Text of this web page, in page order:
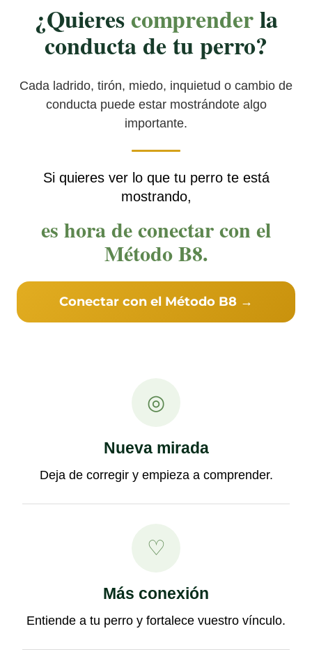
¿Quieres comprenderla
conducta de tu perro?
Cada ladrido, tirón, miedo, inquietud o cambio de
conducta puede estar mostrándote algo
importante.
Si quieres ver lo que tu perro te está
mostrando,
es hora de conectar con el
Método B8.
Conectar con el Método B8 →
◎
Nueva mirada
Deja de corregir y empieza a comprender.
♡
Más conexión
Entiende a tu perro y fortalece vuestro vínculo.